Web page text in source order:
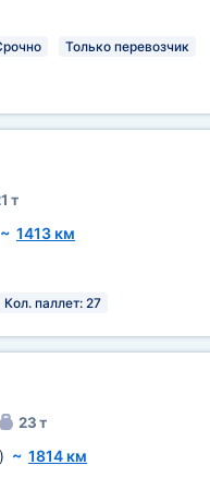
Только перевозчик
т
~ 1413 км
Кол. паллет: 27
23 т
~ 1814 км